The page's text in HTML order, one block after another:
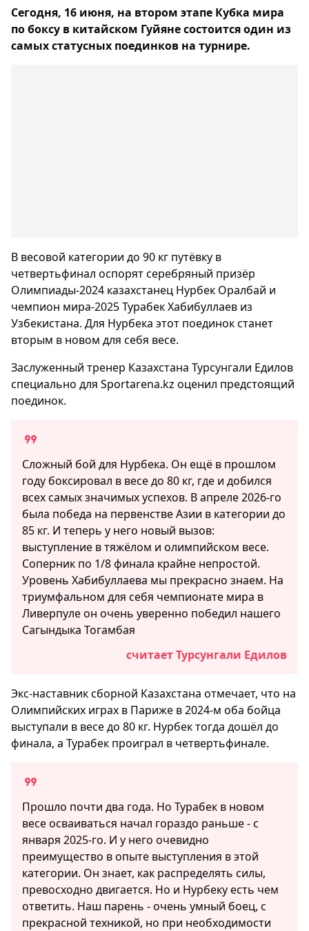
Сегодня, 16 июня, на втором этапе Кубка мира
по боксу в китайском Гуйяне состоится один из
самых статусных поединков на турнире.
В весовой категории до 90 кг путёвку в
четвертьфинал оспорят серебряный призёр
Олимпиады-2024 казахстанец Нурбек Оралбай и
чемпион мира-2025 Турабек Хабибуллаев из
Узбекистана. Для Нурбека этот поединок станет
вторым в новом для себя весе.
Заслуженный тренер Казахстана Турсунгали Едилов
специально для Sportarena.kz оценил предстоящий
поединок.
Сложный бой для Нурбека. Он ещё в прошлом
году боксировал в весе до 80 кг, где и добился
всех самых значимых успехов. В апреле 2026-го
была победа на первенстве Азии в категории до
85 кг. И теперь у него новый вызов:
выступление в тяжёлом и олимпийском весе.
Соперник по 1/8 финала крайне непростой.
Уровень Хабибуллаева мы прекрасно знаем. На
триумфальном для себя чемпионате мира в
Ливерпуле он очень уверенно победил нашего
Сагындыка Тогамбая
считает Турсунгали Едилов
Экс-наставник сборной Казахстана отмечает, что на
Олимпийских играх в Париже в 2024-м оба бойца
выступали в весе до 80 кг. Нурбек тогда дошёл до
финала, а Турабек проиграл в четвертьфинале.
Прошло почти два года. Но Турабек в новом
весе осваиваться начал гораздо раньше - с
января 2025-го. И у него очевидно
преимущество в опыте выступления в этой
категории. Он знает, как распределять силы,
превосходно двигается. Но и Нурбеку есть чем
ответить. Наш парень - очень умный боец, с
прекрасной техникой, но при необходимости